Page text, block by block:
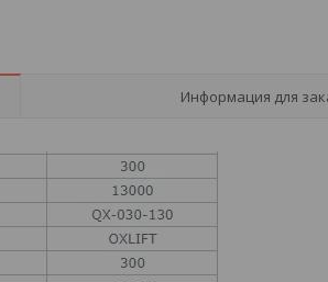
Информация для